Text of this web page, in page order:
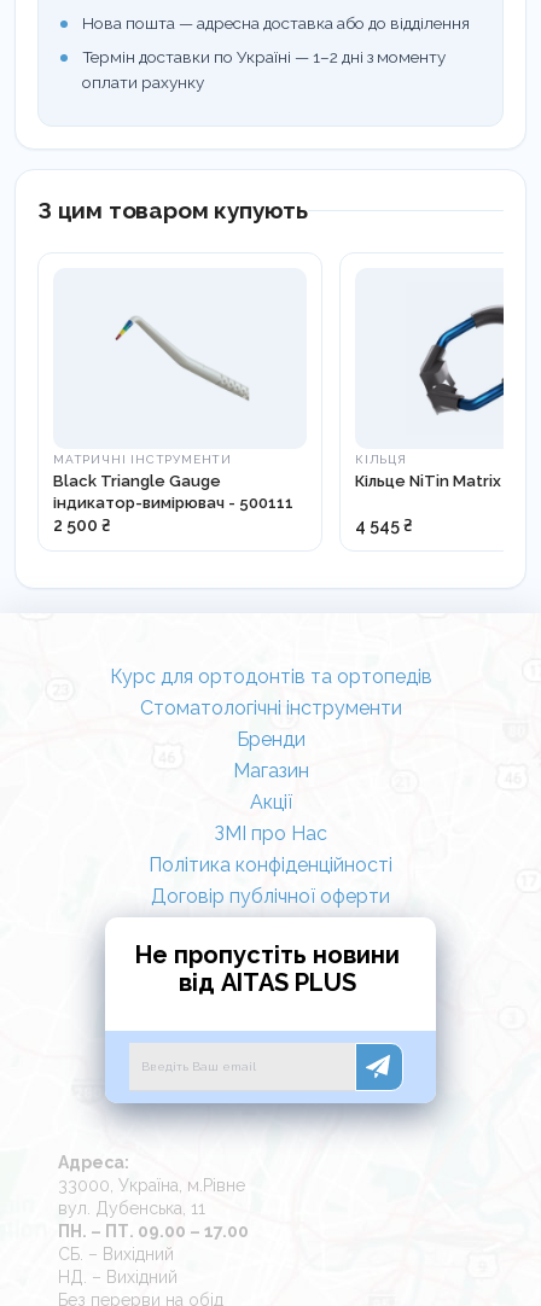
Нова пошта — адресна доставка або до відділення
Термін доставки по Україні — 1–2 дні з моменту
оплати рахунку
З цим товаром купують
МАТРИЧНІ ІНСТРУМЕНТИ
Black Triangle Gauge
індикатор-вимірювач - 500111
2 500 ₴
КІЛЬЦЯ
Кільце NiTin Matrix
4 545 ₴
Курс для ортодонтів та ортопедів
Стоматологічні інструменти
Бренди
Магазин
Акції
ЗМІ про Нас
Політика конфіденційності
Договір публічної оферти
Не пропустіть новини
від AITAS PLUS
Адреса:
33000, Україна, м.Рівне
вул. Дубенська, 11
ПН. – ПТ. 09.00 – 17.00
СБ. – Вихідний
НД. – Вихідний
Без перерви на обід